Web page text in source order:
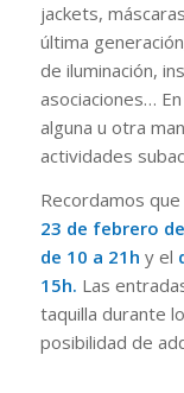
jackets,
última
de iluminación,
asociaciones…
alguna u otra
actividades
Recordamos
23 de febrero
de 10 a 21h y el
15h. Las
taquilla durante
posibilidad de